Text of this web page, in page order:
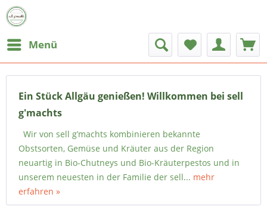
Menü
Ein Stück Allgäu genießen! Willkommen bei sell
g'machts
Wir von sell g’machts kombinieren bekannte
Obstsorten, Gemüse und Kräuter aus der Region
neuartig in Bio-Chutneys und Bio-Kräuterpestos und in
unserem neuesten in der Familie der sell... mehr
erfahren »